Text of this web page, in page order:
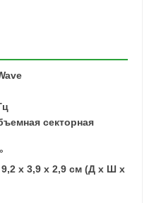
секторная
9,2 x 3,9 x 2,9 см (Д х Ш х